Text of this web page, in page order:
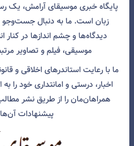
پایگاه خبری موسیقای آرامش، یک
زبان است. ما به دنبال
دیدگاه‌ها و چشم انداز‌ها در کنار
موسیقی، فیلم و تصاویر
ما با رعایت استاندرهای اخلاقی و
اخبار، درستی و امانتداری خود را
همراهان‌مان را از طریق نشر
پیشنهادات